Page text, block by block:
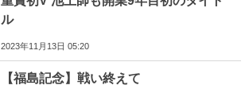
ル
2023年11月13日 05:20
【福島記念】戦い終えて